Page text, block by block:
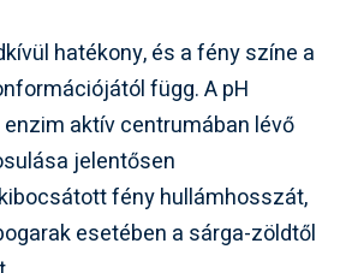
hatékony, és a fény színe a
függ. A pH
aktív centrumában lévő
jelentősen
fény hullámhosszát,
esetében a sárga-zöldtől